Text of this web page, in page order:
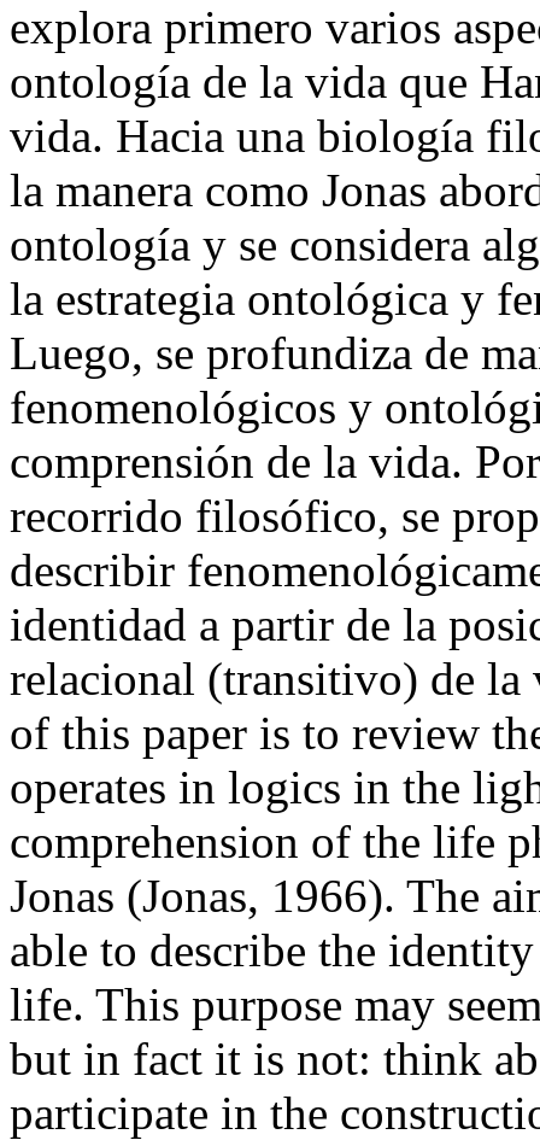
explora primero varios
ontología de la vida que
vida. Hacia una biología
la manera como Jonas
ontología y se considera
la estrategia ontológica y
Luego, se profundiza de
fenomenológicos y
comprensión de la vida.
recorrido filosófico, se
describir
identidad a partir de la
relacional (transitivo) de la
of this paper is to review
operates in logics in the
comprehension of the life
Jonas (Jonas, 1966). The
able to describe the
life. This purpose may
but in fact it is not: think
participate in the